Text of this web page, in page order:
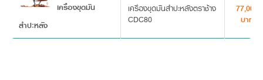
เครื่องขุดมัน
สำปะหลัง
เครื่องขุดมันสำปะหลังตราช้าง
CDC80
77,000
บาท